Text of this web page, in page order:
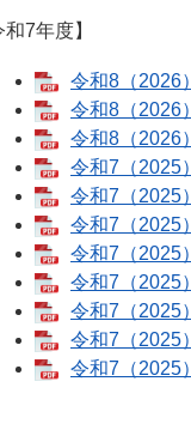
和7年度】
令和8（2026
令和8（2026
令和8（2026
令和7（2025
令和7（2025
令和7（2025
令和7（2025
令和7（2025
令和7（2025
令和7（2025
令和7（2025